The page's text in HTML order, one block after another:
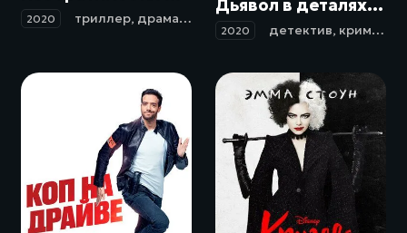
2020 триллер, драма,криминал, детектив
Дьявол в деталях / The Little Things (2020)
2020 детектив, криминал